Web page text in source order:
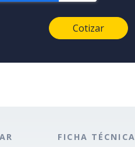
FICHA TÉCNICA